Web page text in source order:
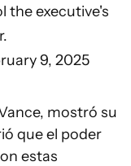
the executive's
9, 2025
mostró su
que el poder
estas